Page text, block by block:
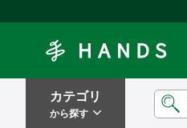
カテゴリ
から探す